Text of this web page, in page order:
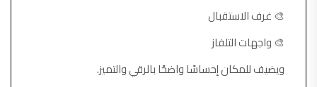
🎨 غرف الاستقبال
🎨 واجهات التلفاز
ويضيف للمكان إحساسًا واضحًا بالرقي والتميز.